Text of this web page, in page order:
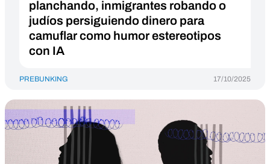
planchando, inmigrantes robando o
judíos persiguiendo dinero para
camuflar como humor estereotipos
con IA
PREBUNKING 17/10/2025